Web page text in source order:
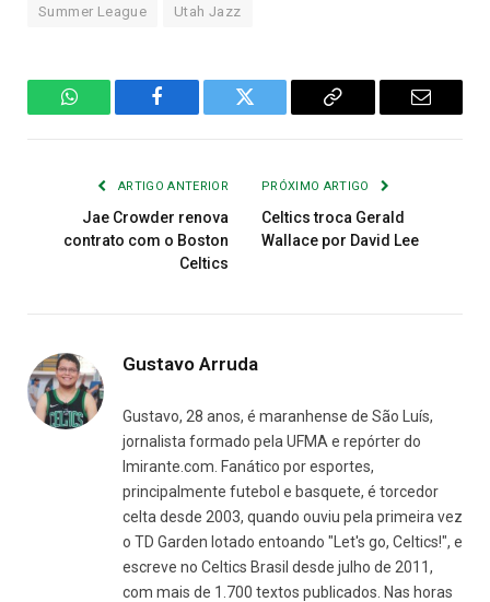
Summer League Utah Jazz
WhatsAppFacebook Twitter
Copiar
E-
ARTIGO ANTERIOR
Jae Crowder renova
contrato com o Boston
Celtics
PRÓXIMO ARTIGO
Celtics troca Gerald
Wallace por David Lee
Gustavo Arruda
Gustavo, 28 anos, é maranhense de São Luís,
jornalista formado pela UFMA e repórter do
Imirante.com. Fanático por esportes,
principalmente futebol e basquete, é torcedor
celta desde 2003, quando ouviu pela primeira vez
o TD Garden lotado entoando "Let's go, Celtics!", e
escreve no Celtics Brasil desde julho de 2011,
com mais de 1.700 textos publicados. Nas horas